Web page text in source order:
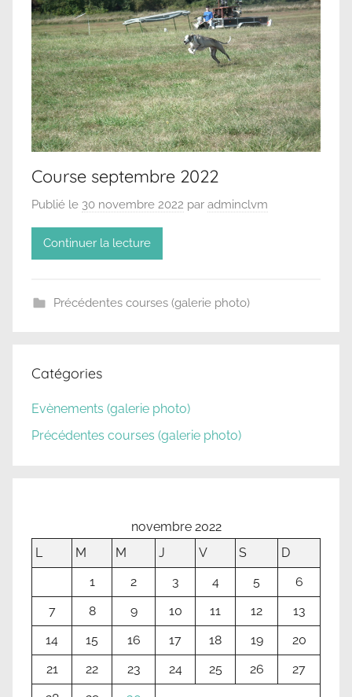
Course septembre 2022
Publié le 30 novembre 2022 par adminclvm
Continuer la lecture
Précédentes courses (galerie photo)
Catégories
Evènements (galerie photo)
Précédentes courses (galerie photo)
novembre 2022
L
M M J V S
D
1
2 3 4 5
6
7
8 9 10 11 12
13
14
15 16 17 18 19
20
21
22 23 24 25 26
27